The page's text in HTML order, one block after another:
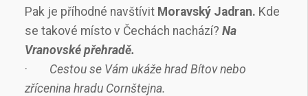
Pak je příhodné navštívit Moravský Jadran. Kde
se takové místo v Čechách nachází? Na
Vranovské přehradě.
· Cestou se Vám ukáže hrad Bítov nebo
zřícenina hradu Cornštejna.